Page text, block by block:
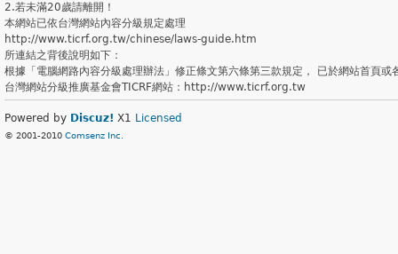
2.若未滿20歲請離開！
本網站已依台灣網站內容分級規定處理
http://www.ticrf.org.tw/chinese/laws-guide.htm
所連結之背後說明如下：
根據「電腦網路內容分級處理辦法」修正條文第六條第三款規定， 已於網站首頁
台灣網站分級推廣基金會TICRF網站：http://www.ticrf.org.tw
Powered by Discuz! X1 Licensed
© 2001-2010 Comsenz Inc.